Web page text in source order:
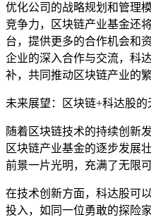
优化公司的战略规划和管理
竞争力，区块链产业基金还
台，提供更多的合作机会和
企业的深入合作与交流，科
补，共同推动区块链产业的繁
未来展望：区块链+科达股的
随着区块链技术的持续创新
区块链产业基金的逐步发展
前景一片光明，充满了无限可
在技术创新方面，科达股可
投入，如同一位勇敢的探险